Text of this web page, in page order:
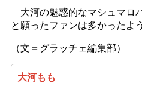
大河の魅惑的なマシュマロ
と願ったファンは多かったよ
（文＝グラッチェ編集部）
大河もも